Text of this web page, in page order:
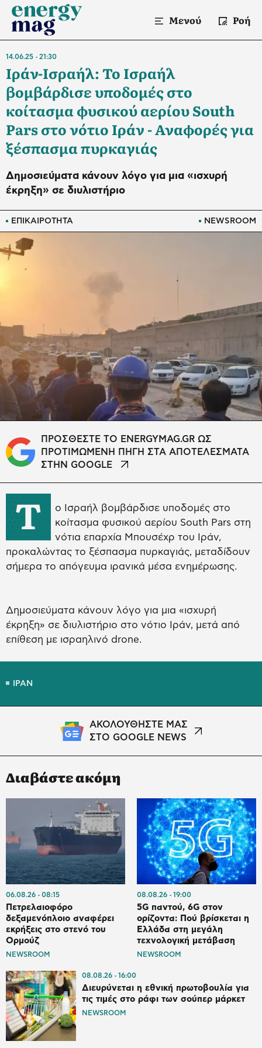
Μενού Ροή
ΕΠΙΚΑΙΡΟΤΗΤΑ NEWSROOM
14.06.25 21:30
Ιράν-Ισραήλ: Το Ισραήλ
βομβάρδισε υποδομές στο
κοίτασμα φυσικού αερίου South
Pars στο νότιο Ιράν - Αναφορές για
ξέσπασμα πυρκαγιάς
Δημοσιεύματα κάνουν λόγο για μια «ισχυρή
έκρηξη» σε διυλιστήριο
ΠΡΟΣΘΕΣΤΕ ΤΟ ENERGYMAG.GR ΩΣ
ΠΡΟΤΙΜΩΜΕΝΗ ΠΗΓΗ ΣΤΑ ΑΠΟΤΕΛΕΣΜΑΤΑ
ΣΤΗΝ GOOGLE
Τ
ο Ισραήλ βομβάρδισε υποδομές στο
κοίτασμα φυσικού αερίου South Pars στη
νότια επαρχία Μπουσέχρ του Ιράν,
προκαλώντας το ξέσπασμα πυρκαγιάς, μεταδίδουν
σήμερα το απόγευμα ιρανικά μέσα ενημέρωσης.
Δημοσιεύματα κάνουν λόγο για μια «ισχυρή
έκρηξη» σε διυλιστήριο στο νότιο Ιράν, μετά από
επίθεση με ισραηλινό drone.
ΙΡΑΝ
ΑΚΟΛΟΥΘΗΣΤΕ ΜΑΣ
ΣΤΟ GOOGLE NEWS
Διαβάστε ακόμη
06.08.26 08:15
Πετρελαιοφόρο
δεξαμενόπλοιο αναφέρει
εκρήξεις στο στενό του
Ορμούζ
NEWSROOM
08.08.26 19:00
5G παντού, 6G στον
ορίζοντα: Πού βρίσκεται η
Ελλάδα στη μεγάλη
τεχνολογική μετάβαση
NEWSROOM
08.08.26 16:00
Διευρύνεται η εθνική πρωτοβουλία για
τις τιμές στο ράφι των σούπερ μάρκετ
NEWSROOM